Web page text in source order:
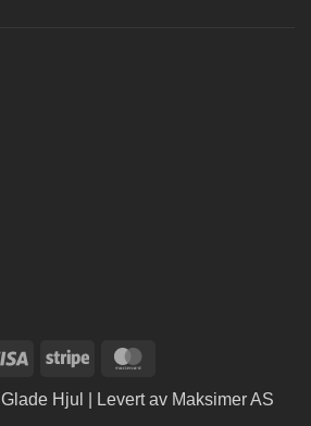
Visa Stripe
Hjul | Levert av Maksimer AS